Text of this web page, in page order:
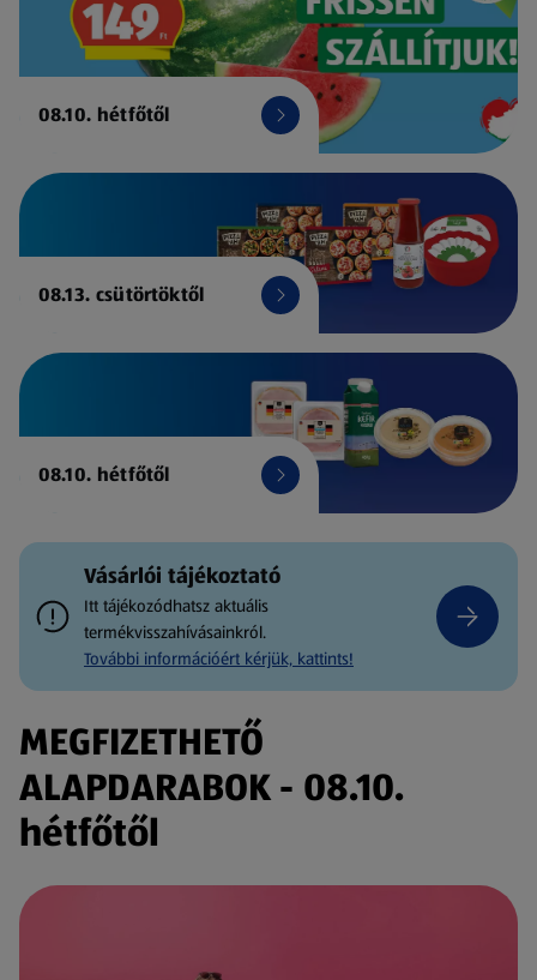
08.10. hétfőtől
08.13. csütörtöktől
08.10. hétfőtől
Vásárlói tájékoztató
Itt tájékozódhatsz aktuális
termékvisszahívásainkról.
További információért kérjük, kattints!
MEGFIZETHETŐ
ALAPDARABOK - 08.10.
hétfőtől